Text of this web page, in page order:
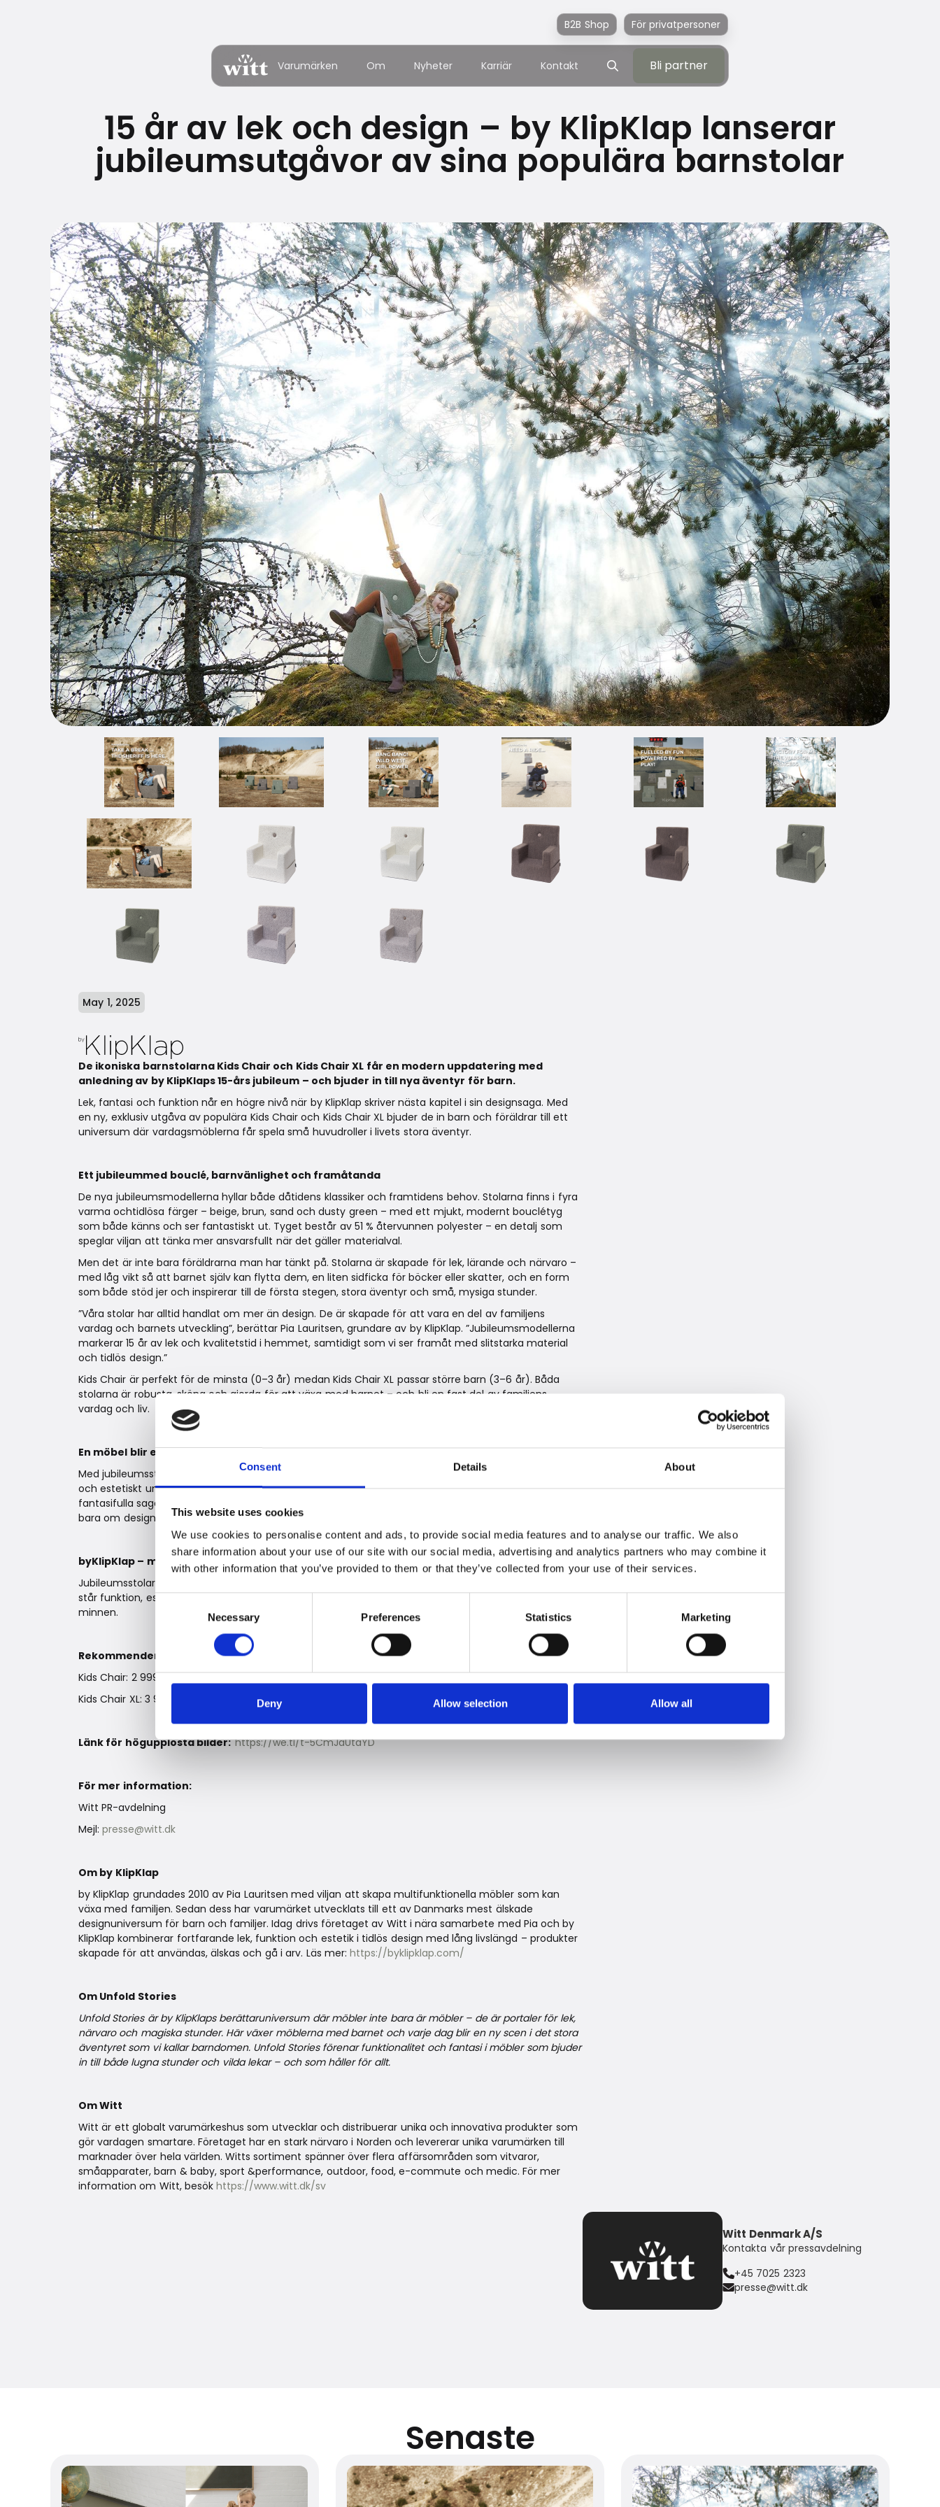
Consent Details About
This website uses cookies
We use cookies to personalise content and ads, to provide social media features and to analyse our traffic. We also
share information about your use of our site with our social media, advertising and analytics partners who may combine it
with other information that you’ve provided to them or that they’ve collected from your use of their services.
Consent
Necessary Preferences Statistics Marketing
Deny Allow selection Allow all
B2B Shop För privatpersoner
Varumärken Om Nyheter Karriär Kontakt
Bli partner
15 år av lek och design – by KlipKlap lanserar
jubileumsutgåvor av sina populära barnstolar
May 1, 2025
De ikoniska barnstolarna Kids Chair och Kids Chair XL får en modern uppdatering med
anledning av by KlipKlaps 15-års jubileum – och bjuder in till nya äventyr för barn.
Lek, fantasi och funktion når en högre nivå när by KlipKlap skriver nästa kapitel i sin designsaga. Med
en ny, exklusiv utgåva av populära Kids Chair och Kids Chair XL bjuder de in barn och föräldrar till ett
universum där vardagsmöblerna får spela små huvudroller i livets stora äventyr.
Ett jubileummed bouclé, barnvänlighet och framåtanda
De nya jubileumsmodellerna hyllar både dåtidens klassiker och framtidens behov. Stolarna finns i fyra
varma ochtidlösa färger – beige, brun, sand och dusty green – med ett mjukt, modernt bouclétyg
som både känns och ser fantastiskt ut. Tyget består av 51 % återvunnen polyester – en detalj som
speglar viljan att tänka mer ansvarsfullt när det gäller materialval.
Men det är inte bara föräldrarna man har tänkt på. Stolarna är skapade för lek, lärande och närvaro –
med låg vikt så att barnet själv kan flytta dem, en liten sidficka för böcker eller skatter, och en form
som både stöd jer och inspirerar till de första stegen, stora äventyr och små, mysiga stunder.
”Våra stolar har alltid handlat om mer än design. De är skapade för att vara en del av familjens
vardag och barnets utveckling”, berättar Pia Lauritsen, grundare av by KlipKlap. ”Jubileumsmodellerna
markerar 15 år av lek och kvalitetstid i hemmet, samtidigt som vi ser framåt med slitstarka material
och tidlös design.”
Kids Chair är perfekt för de minsta (0–3 år) medan Kids Chair XL passar större barn (3–6 år). Båda
stolarna är robusta, sköna och gjorda för att växa med barnet – och bli en fast del av familjens
vardag och liv.
En möbel blir en saga
Med jubileumsstolarna presenterar by KlipKlap också sitt nya universum,
Unfold Stories
och estetiskt universum där varje möbel spelar en roll i barnets utveckling – och utgör en scen för
fantasifulla sagor. En stol kan bli en tron, ett skepp eller ett slott. För i
bara om design. Det handlar om upplevelser.
byKlipKlap – möbler för minnen man aldrig glömmer
Jubileumsstolarna lanseras den 1 maj 2025 – exakt 15 år efter att by KlipKlap grundades. Och som alltid
står funktion, estetik och kvalitet i fokus. Möblerna är skapade för att hålla – både i design och i
minnen.
Rekommenderade försäljningspriser
Kids Chair: 2 999,-
Kids Chair XL: 3 999,-
Länk för högupplösta bilder:https://we.tl/t-5CmJaUtaYD
För mer information:
Witt PR-avdelning
Mejl:presse@witt.dk
Om by KlipKlap
by KlipKlap grundades 2010 av Pia Lauritsen med viljan att skapa multifunktionella möbler som kan
växa med familjen. Sedan dess har varumärket utvecklats till ett av Danmarks mest älskade
designuniversum för barn och familjer. Idag drivs företaget av Witt i nära samarbete med Pia och by
KlipKlap kombinerar fortfarande lek, funktion och estetik i tidlös design med lång livslängd – produkter
skapade för att användas, älskas och gå i arv. Läs mer:https://byklipklap.com/
Om Unfold Stories
Unfold Stories är by KlipKlaps berättaruniversum där möbler inte bara är möbler – de är portaler för lek,
närvaro och magiska stunder. Här växer möblerna med barnet och varje dag blir en ny scen i det stora
äventyret som vi kallar barndomen. Unfold Stories förenar funktionalitet och fantasi i möbler som bjuder
in till både lugna stunder och vilda lekar – och som håller för allt.
Om Witt
Witt är ett globalt varumärkeshus som utvecklar och distribuerar unika och innovativa produkter som
gör vardagen smartare. Företaget har en stark närvaro i Norden och levererar unika varumärken till
marknader över hela världen. Witts sortiment spänner över flera affärsområden som vitvaror,
småapparater, barn & baby, sport &performance, outdoor, food, e-commute och medic. För mer
information om Witt, besökhttps://www.witt.dk/sv
Witt Denmark A/S
Kontakta vår pressavdelning
+45 7025 2323
presse@witt.dk
Senaste